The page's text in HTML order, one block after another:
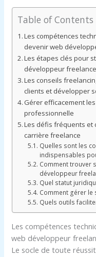
Table of Contents
Les compétences
devenir web
Les étapes clés pour
développeur freelance
Les conseils
clients et développer
Gérer efficacement
professionnelle
Les défis fréquents et
carrière freelance
Quelles sont les
indispensables
Comment trouver
développeur
Quel statut
Comment gérer le
Quels outils
Les compétences
web développeur
Le socle de toute